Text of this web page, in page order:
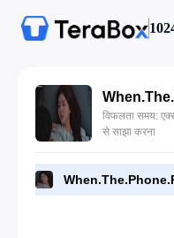
विफलता समय:
से साझा करना